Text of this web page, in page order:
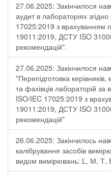
27.06.2025: Закінчилося
аудит в лабораторіях
17025:2019 з врахуванням
19011:2019, ДСТУ ISO
рекомендацій".
27.06.2025: Закінчилося
"Перепідготовка
та фахівців лабораторій
ISO/IEC 17025:2019 з
19011:2019, ДСТУ ISO
рекомендацій"
26.06.2025: Закінчилось
калібрування засобів
видом вимірювань: L, М, Т,